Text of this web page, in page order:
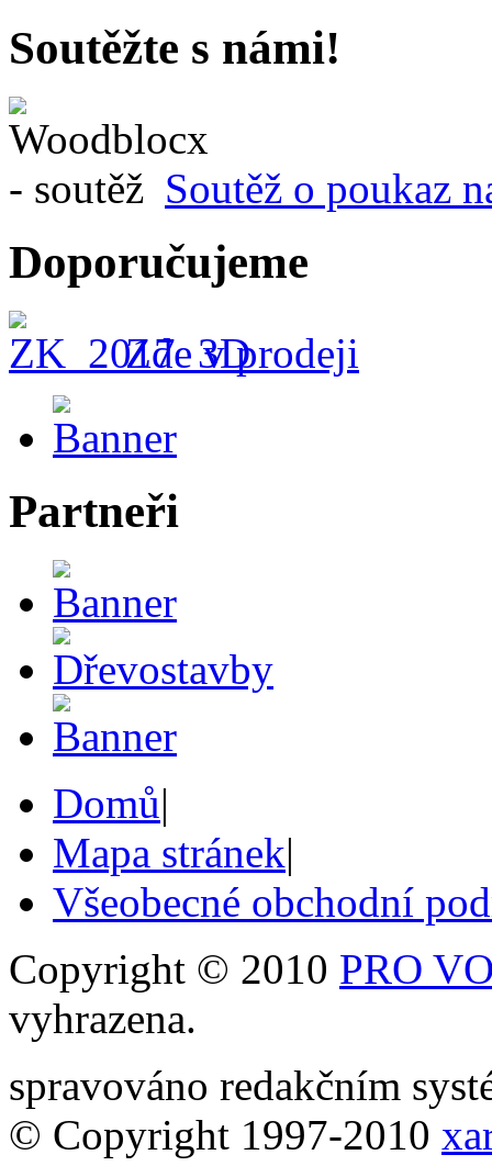
Soutěžte s námi!
Soutěž o poukaz
Doporučujeme
Zde v prodeji
Partneři
Domů|
Mapa stránek|
Všeobecné obchodní
Copyright © 2010 PRO
vyhrazena.
spravováno redakčním
© Copyright 1997-2010